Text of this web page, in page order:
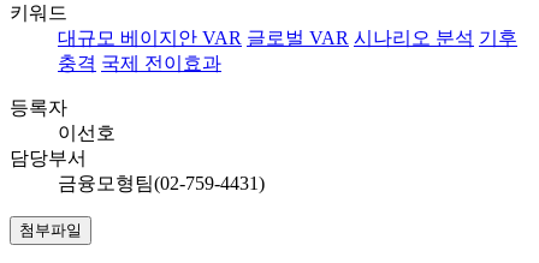
키워드
대규모 베이지안 VAR 글로벌 VAR 시나리오 분석 기후
충격 국제 전이효과
등록자
이선호
담당부서
금융모형팀(02-759-4431)
첨부파일